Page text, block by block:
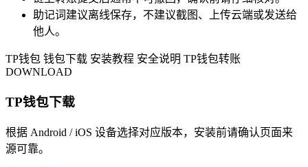
助记词建议离线保存，不建议截图、上传云端或发送给
他人。
TP钱包 钱包下载 安装教程 安全说明 TP钱包转账
DOWNLOAD
TP钱包下载
根据 Android / iOS 设备选择对应版本，安装前请确认页面来
源可靠。